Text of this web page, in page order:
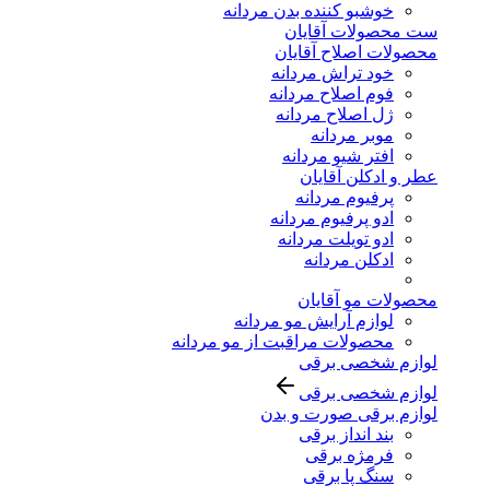
خوشبو کننده بدن مردانه
ست محصولات آقایان
محصولات اصلاح آقایان
خود تراش مردانه
فوم اصلاح مردانه
ژل اصلاح مردانه
موبر مردانه
افتر شیو مردانه
عطر و ادکلن آقایان
پرفیوم مردانه
ادو پرفیوم مردانه
ادو تویلت مردانه
ادکلن مردانه
محصولات مو آقایان
لوازم آرایش مو مردانه
محصولات مراقبت از مو مردانه
لوازم شخصی برقی
لوازم شخصی برقی
لوازم برقی صورت و بدن
بند انداز برقی
فرمژه برقی
سنگ پا برقی